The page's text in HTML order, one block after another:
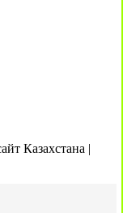
Казахстана |